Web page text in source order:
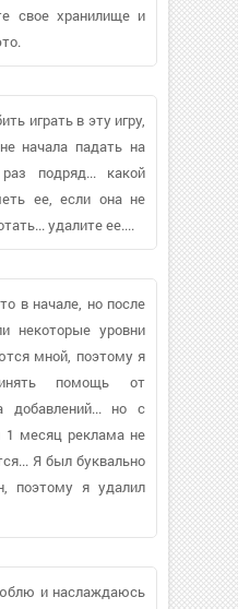
свое хранилище и
играть в эту игру,
начала падать на
подряд... какой
ее, если она не
удалите ее....
в начале, но после
некоторые уровни
мной, поэтому я
помощь от
добавлений... но с
1 месяц реклама не
Я был буквально
поэтому я удалил
и наслаждаюсь